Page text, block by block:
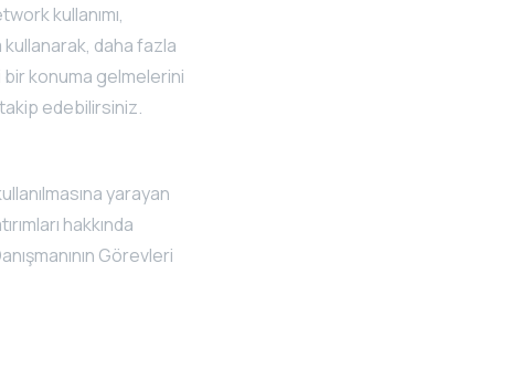
kullanımı,
daha fazla
konuma gelmelerini
takip edebilirsiniz.
yarayan
hakkında
Görevleri